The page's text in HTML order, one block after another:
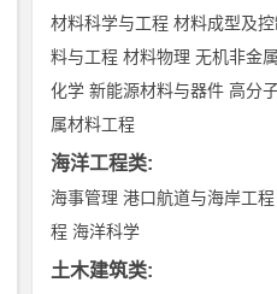
材料科学与工程 材料成型及
料与工程 材料物理 无机非金
化学 新能源材料与器件 高分
属材料工程
海洋工程类:
海事管理 港口航道与海岸工程
程 海洋科学
土木建筑类: